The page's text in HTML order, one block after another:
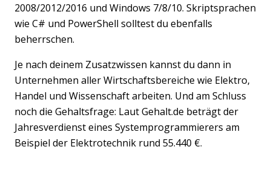
2008/2012/2016 und Windows 7/8/10. Skriptsprachen
wie C# und PowerShell solltest du ebenfalls
beherrschen.
Je nach deinem Zusatzwissen kannst du dann in
Unternehmen aller Wirtschaftsbereiche wie Elektro,
Handel und Wissenschaft arbeiten. Und am Schluss
noch die Gehaltsfrage: Laut Gehalt.de beträgt der
Jahresverdienst eines Systemprogrammierers am
Beispiel der Elektrotechnik rund 55.440 €.